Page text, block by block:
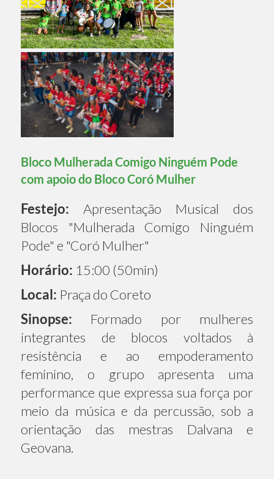
Bloco Mulherada Comigo Ninguém Pode
com apoio do Bloco Coró Mulher
Festejo: Apresentação Musical dos
Blocos "Mulherada Comigo Ninguém
Pode" e "Coró Mulher"
Horário: 15:00 (50min)
Local: Praça do Coreto
Sinopse: Formado por mulheres
integrantes de blocos voltados à
resistência e ao empoderamento
feminino, o grupo apresenta uma
performance que expressa sua força por
meio da música e da percussão, sob a
orientação das mestras Dalvana e
Geovana.